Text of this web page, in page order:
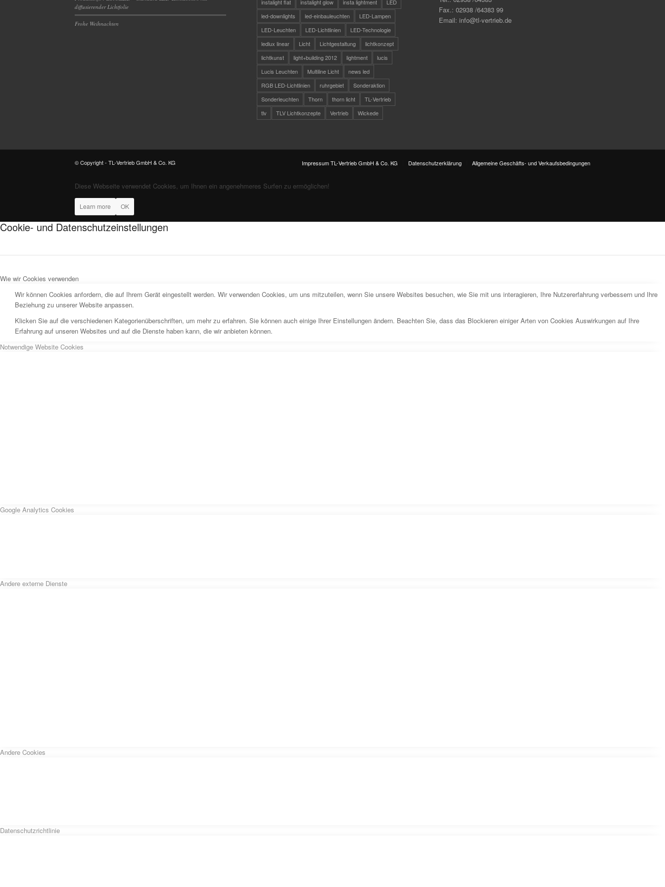
diffusierender Lichtfolie
Frohe Weihnachten
instalight flat
instalight glow insta lightment
LED
led-downlights
led-einbauleuchten
LED-Lampen
LED-Leuchten
LED-Lichtlinien
LED-Technologie
ledlux linear
Licht Lichtgestaltung
lichtkonzept
lichtkunst
light+building 2012 lightment
lucis
Lucis Leuchten
Multiline Licht
news led
RGB LED-Lichtlinien
ruhrgebiet
Sonderaktion
Sonderleuchten
Thorn thorn licht
TL-Vertrieb
tlv
TLV Lichtkonzepte Vertrieb Wickede
Fax.: 02938 /64383 99
Email: info@tl-vertrieb.de
© Copyright - TL-Vertrieb GmbH & Co. KG Impressum TL-Vertrieb GmbH & Co. KG Datenschutzerklärung Allgemeine Geschäfts- und Verkaufsbedingungen
Diese Webseite verwendet Cookies, um Ihnen ein angenehmeres Surfen zu ermöglichen!
Learn more OK
Cookie- und Datenschutzeinstellungen
Wie wir Cookies verwenden
Wir können Cookies anfordern, die auf Ihrem Gerät eingestellt werden. Wir verwenden Cookies, um uns mitzuteilen, wenn Sie unsere Websites besuchen, wie Sie mit uns interagieren, Ihre Nutzererfahrung verbessern und Ihre
Beziehung zu unserer Website anpassen.
Klicken Sie auf die verschiedenen Kategorienüberschriften, um mehr zu erfahren. Sie können auch einige Ihrer Einstellungen ändern. Beachten Sie, dass das Blockieren einiger Arten von Cookies Auswirkungen auf Ihre
Erfahrung auf unseren Websites und auf die Dienste haben kann, die wir anbieten können.
Notwendige Website Cookies
Google Analytics Cookies
Andere externe Dienste
Andere Cookies
Datenschutzrichtlinie